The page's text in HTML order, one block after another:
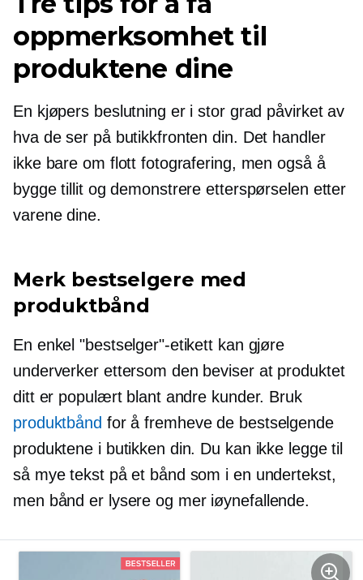
oppmerksomhet til
produktene dine
En kjøpers beslutning er i stor grad påvirket av
hva de ser på butikkfronten din. Det handler
ikke bare om flott fotografering, men også å
bygge tillit og demonstrere etterspørselen etter
varene dine.
Merk bestselgere med
produktbånd
En enkel "bestselger"-etikett kan gjøre
underverker ettersom den beviser at produktet
ditt er populært blant andre kunder. Bruk
produktbånd for å fremheve de bestselgende
produktene i butikken din. Du kan ikke legge til
så mye tekst på et bånd som i en undertekst,
men bånd er lysere og mer iøynefallende.